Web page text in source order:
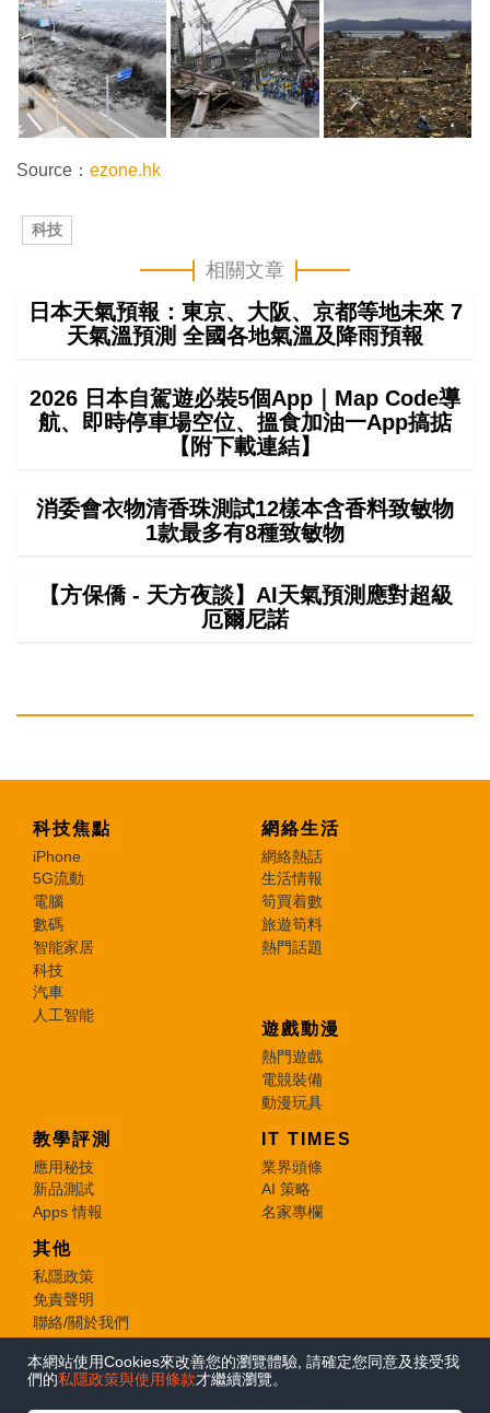
Source： ezone.hk
科技
相關文章
日本天氣預報：東京、大阪、京都等地未來 7
天氣溫預測 全國各地氣溫及降雨預報
2026 日本自駕遊必裝5個App｜Map Code導
航、即時停車場空位、搵食加油一App搞掂
【附下載連結】
消委會衣物清香珠測試12樣本含香料致敏物
1款最多有8種致敏物
【方保僑 - 天方夜談】AI天氣預測應對超級
厄爾尼諾
科技焦點
iPhone
5G流動
電腦
數碼
智能家居
科技
汽車
人工智能
網絡生活
網絡熱話
生活情報
筍買着數
旅遊筍料
熱門話題
遊戲動漫
熱門遊戲
電競裝備
動漫玩具
教學評測
應用秘技
新品測試
Apps 情報
IT TIMES
業界頭條
AI 策略
名家專欄
其他
私隱政策
免責聲明
聯絡/關於我們
© 2026 e-zone. All Rights Reserved.
本網站使用Cookies來改善您的瀏覽體驗, 請確定您同意及接受我
們的私隱政策與使用條款才繼續瀏覽。